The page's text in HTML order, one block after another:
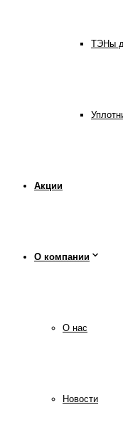
ТЭНы
Акции
О компании
О нас
Новости